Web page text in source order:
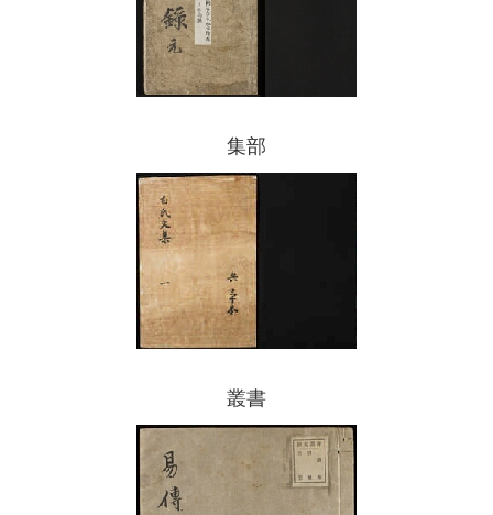
集部
叢書